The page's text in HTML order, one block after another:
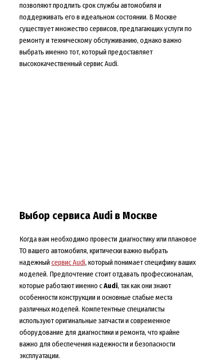
позволяют продлить срок службы автомобиля и
поддерживать его в идеальном состоянии. В Москве
существует множество сервисов, предлагающих услуги по
ремонту и техническому обслуживанию, однако важно
выбрать именно тот, который предоставляет
высококачественный сервис Audi.
Выбор сервиса Audi в Москве
Когда вам необходимо провести диагностику или плановое
ТО вашего автомобиля, критически важно выбрать
надежныйсервис Audi, который понимает специфику ваших
моделей. Предпочтение стоит отдавать профессионалам,
которые работают именно сAudi, так как они знают
особенности конструкции и основные слабые места
различных моделей. Компетентные специалисты
используют оригинальные запчасти и современное
оборудование для диагностики и ремонта, что крайне
важно для обеспечения надежности и безопасности
эксплуатации.